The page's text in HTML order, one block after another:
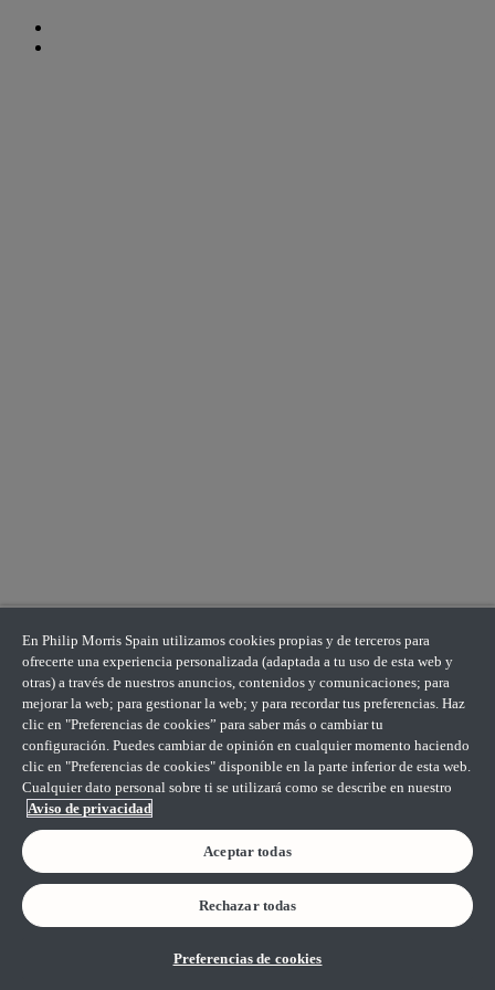
En Philip Morris Spain utilizamos cookies propias y de terceros para
ofrecerte una experiencia personalizada (adaptada a tu uso de esta web y
otras) a través de nuestros anuncios, contenidos y comunicaciones; para
mejorar la web; para gestionar la web; y para recordar tus preferencias. Haz
clic en "Preferencias de cookies” para saber más o cambiar tu
configuración. Puedes cambiar de opinión en cualquier momento haciendo
clic en "Preferencias de cookies" disponible en la parte inferior de esta web.
Cualquier dato personal sobre ti se utilizará como se describe en nuestro
Aviso de privacidad
Aceptar todas
Rechazar todas
Preferencias de cookies